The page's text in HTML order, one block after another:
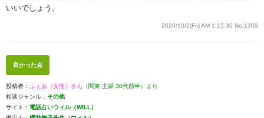
いいでしょう。
2020/10/2(Fri) AM 1:15:30 No:1309
良かった点
投稿者： ふぇあ（女性）さん （関東 主婦 30代前半）より
相談ジャンル： その他
サイト： 電話占いウィル（WILL）